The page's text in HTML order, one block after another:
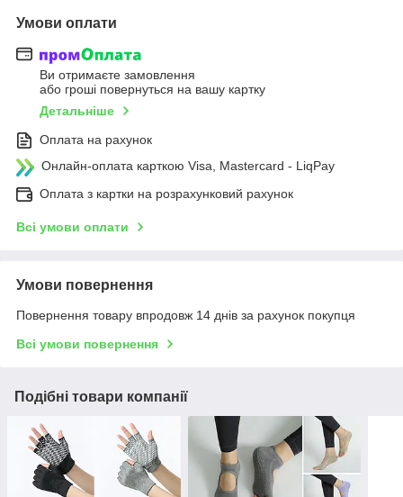
Умови оплати
Ви отримаєте замовлення
або гроші повернуться на вашу картку
Детальніше
Оплата на рахунок
Онлайн-оплата карткою Visa, Mastercard - LiqPay
Оплата з картки на розрахунковий рахунок
Всі умови оплати
Умови повернення
Повернення товару впродовж 14 днів за рахунок покупця
Всі умови повернення
Подібні товари компанії